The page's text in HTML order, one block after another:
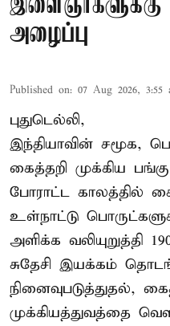
இளைஞர்களுக்கு
அழைப்பு
Published on: 07 Aug 2026, 3:55
புதுடெல்லி,
இந்தியாவின் சமூக,
கைத்தறி முக்கிய பங்கு
போராட்ட காலத்தில்
உள்நாட்டு
அளிக்க வலியுறுத்தி
சுதேசி இயக்கம்
நினைவுபடுத்துதல்,
முக்கியத்துவத்தை